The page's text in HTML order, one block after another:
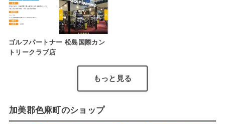
ゴルフパートナー 松島国際カン
トリークラブ店
もっと見る
加美郡色麻町のショップ